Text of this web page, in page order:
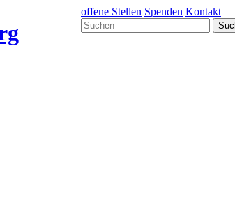
offene Stellen Spenden Kontakt